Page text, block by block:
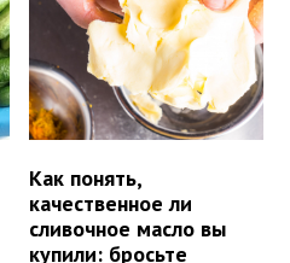
Как понять,
качественное ли
сливочное масло вы
купили: бросьте